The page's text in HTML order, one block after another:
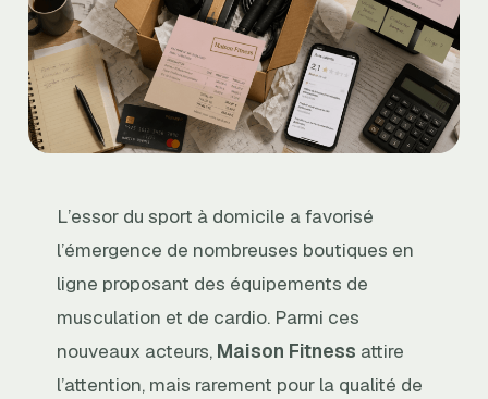
L’essor du sport à domicile a favorisé
l’émergence de nombreuses boutiques en
ligne proposant des équipements de
musculation et de cardio. Parmi ces
nouveaux acteurs, Maison Fitness attire
l’attention, mais rarement pour la qualité de